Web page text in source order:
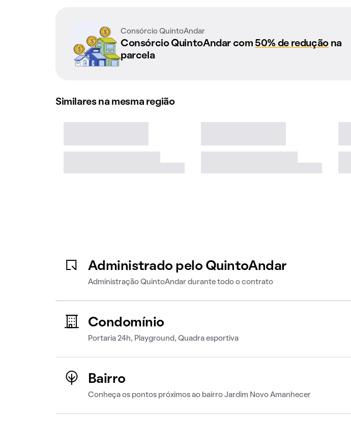
Consórcio QuintoAndar
Consórcio QuintoAndar com 50% de reduçãona
parcela
Similares na mesma região
Administrado pelo QuintoAndar
Administração QuintoAndar durante todo o contrato
Condomínio
Portaria 24h, Playground, Quadra esportiva
Bairro
Conheça os pontos próximos ao bairro Jardim Novo Amanhecer